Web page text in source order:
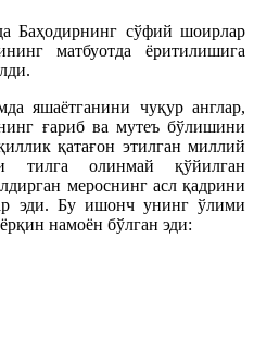
Баҳодирнинг сўфий шоирлар
матбуотда ёритилишига
яшаётганини чуқур англар,
ғариб ва мутеъ бўлишини
қатағон этилган миллий
тилга олинмай қўйилган
мероснинг асл қадрини
эди. Бу ишонч унинг ўлими
намоён бўлган эди: